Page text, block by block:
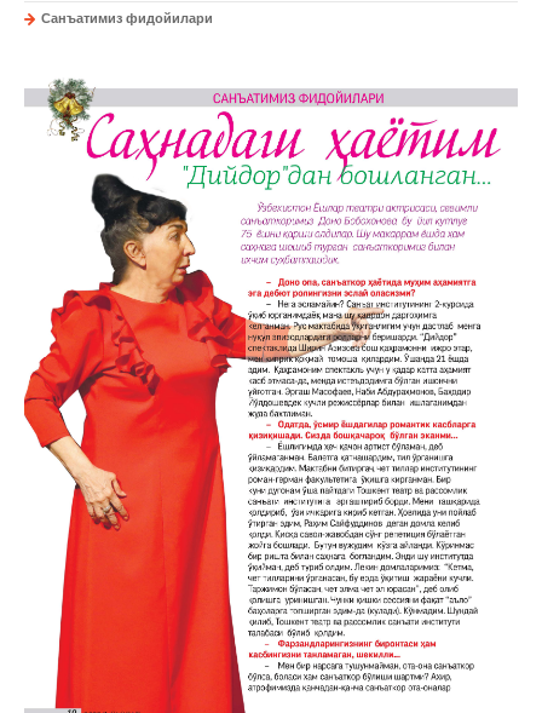
Санъатимиз фидойилари